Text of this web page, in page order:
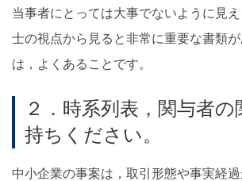
当事者にとっては大事でないように見
士の視点から見ると非常に重要な書類
は，よくあることです。
２．時系列表，関与者の
持ちください。
中小企業の事案は，取引形態や事実経